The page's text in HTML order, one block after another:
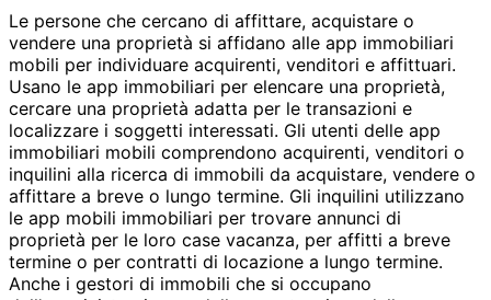
Le persone che cercano di affittare, acquistare o
vendere una proprietà si affidano alle app immobiliari
mobili per individuare acquirenti, venditori e affittuari.
Usano le app immobiliari per elencare una proprietà,
cercare una proprietà adatta per le transazioni e
localizzare i soggetti interessati. Gli utenti delle app
immobiliari mobili comprendono acquirenti, venditori o
inquilini alla ricerca di immobili da acquistare, vendere o
affittare a breve o lungo termine. Gli inquilini utilizzano
le app mobili immobiliari per trovare annunci di
proprietà per le loro case vacanza, per affitti a breve
termine o per contratti di locazione a lungo termine.
Anche i gestori di immobili che si occupano